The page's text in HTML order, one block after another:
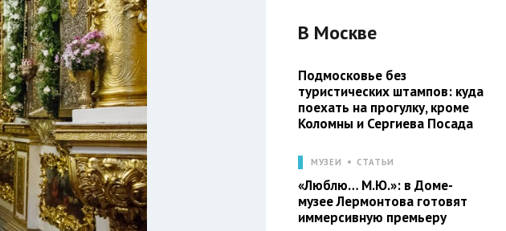
В Москве
Подмосковье без
туристических штампов: куда
поехать на прогулку, кроме
Коломны и Сергиева Посада
МУЗЕИ СТАТЬИ
«Люблю… М.Ю.»: в Доме-
музее Лермонтова готовят
иммерсивную премьеру